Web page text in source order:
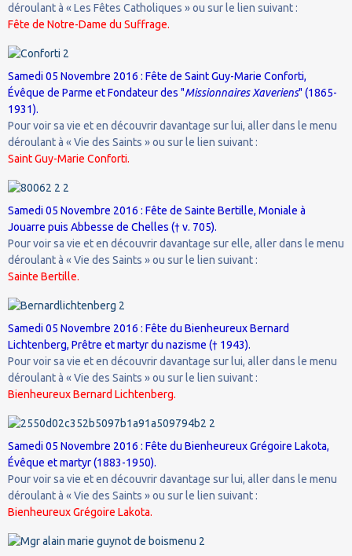
déroulant à « Les Fêtes Catholiques » ou sur le lien suivant :
Fête de Notre-Dame du Suffrage.
Samedi 05 Novembre 2016 : Fête de Saint Guy-Marie Conforti,
Évêque de Parme et Fondateur des "Missionnaires Xaveriens" (1865-
1931).
Pour voir sa vie et en découvrir davantage sur lui, aller dans le menu
déroulant à « Vie des Saints » ou sur le lien suivant :
Saint Guy-Marie Conforti.
Samedi 05 Novembre 2016 : Fête de Sainte Bertille, Moniale à
Jouarre puis Abbesse de Chelles († v. 705).
Pour voir sa vie et en découvrir davantage sur elle, aller dans le menu
déroulant à « Vie des Saints » ou sur le lien suivant :
Sainte Bertille.
Samedi 05 Novembre 2016 : Fête du Bienheureux Bernard
Lichtenberg, Prêtre et martyr du nazisme († 1943).
Pour voir sa vie et en découvrir davantage sur lui, aller dans le menu
déroulant à « Vie des Saints » ou sur le lien suivant :
Bienheureux Bernard Lichtenberg.
Samedi 05 Novembre 2016 : Fête du Bienheureux Grégoire Lakota,
Évêque et martyr (1883-1950).
Pour voir sa vie et en découvrir davantage sur lui, aller dans le menu
déroulant à « Vie des Saints » ou sur le lien suivant :
Bienheureux Grégoire Lakota.